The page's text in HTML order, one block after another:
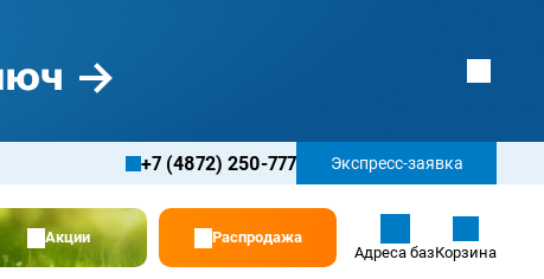
+7 (4872) 250-777 Экспресс-заявка
Акции
Распродажа
Адреса базКорзина